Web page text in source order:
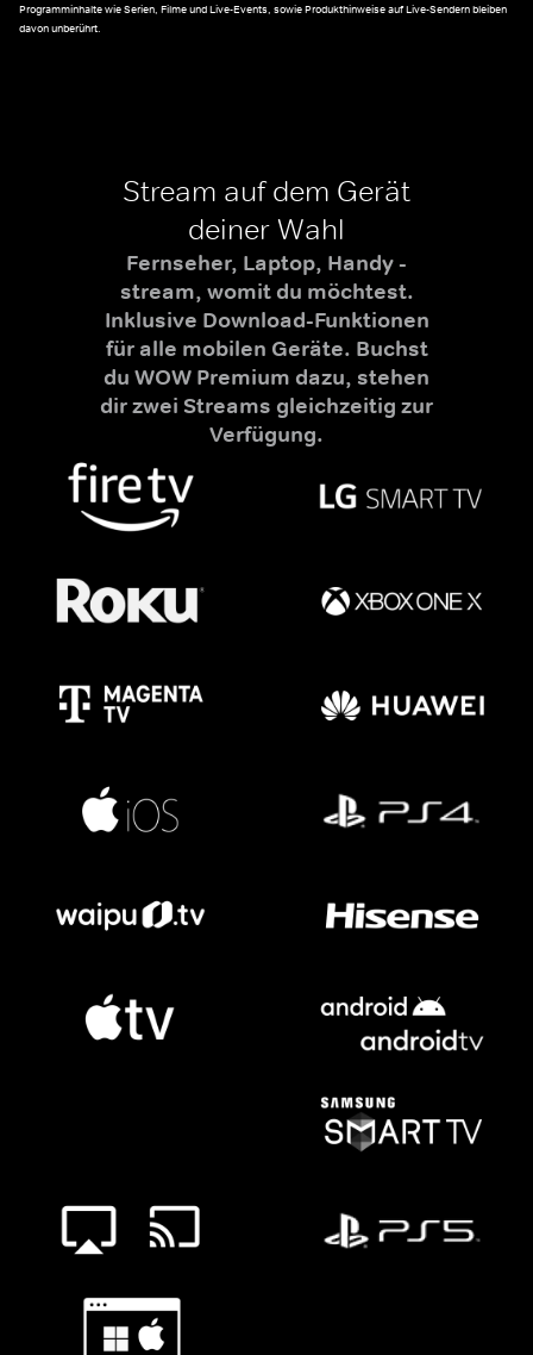
Programminhalte wie Serien, Filme und Live-Events, sowie Produkthinweise auf Live-Sendern bleiben
davon unberührt.
Stream auf dem Gerät
deiner Wahl
Fernseher, Laptop, Handy -
stream, womit du möchtest.
Inklusive Download-Funktionen
für alle mobilen Geräte. Buchst
du WOW Premium dazu, stehen
dir zwei Streams gleichzeitig zur
Verfügung.